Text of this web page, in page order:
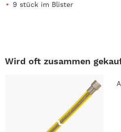
9 stück im Blister
Wird oft zusammen